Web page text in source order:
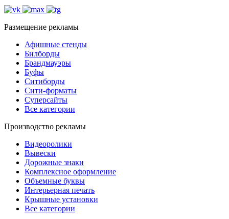
Размещение рекламы
Афишные стенды
Билборды
Брандмауэры
Буфы
Ситиборды
Сити-форматы
Суперсайты
Все категории
Производство рекламы
Видеоролики
Вывески
Дорожные знаки
Комплексное оформление
Объемные буквы
Интерьерная печать
Крышные установки
Все категории